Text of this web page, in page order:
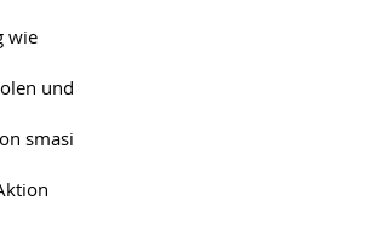
wie
und
smasi